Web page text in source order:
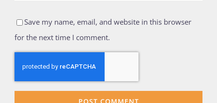
Save my name, email, and website in this browser
for the next time I comment.